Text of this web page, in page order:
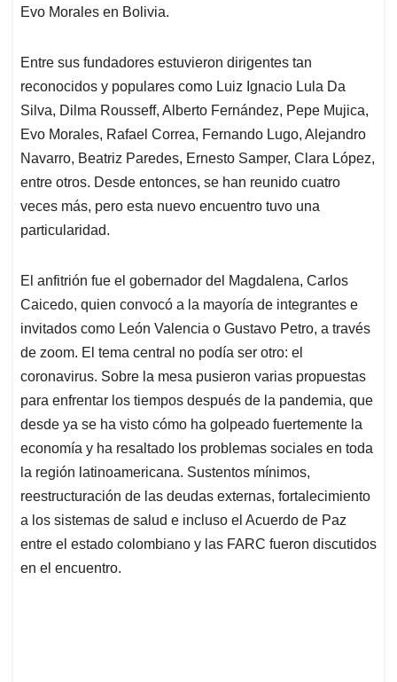
Evo Morales en Bolivia.
Entre sus fundadores estuvieron dirigentes tan
reconocidos y populares como Luiz Ignacio Lula Da
Silva, Dilma Rousseff, Alberto Fernández, Pepe Mujica,
Evo Morales, Rafael Correa, Fernando Lugo, Alejandro
Navarro, Beatriz Paredes, Ernesto Samper, Clara López,
entre otros. Desde entonces, se han reunido cuatro
veces más, pero esta nuevo encuentro tuvo una
particularidad.
El anfitrión fue el gobernador del Magdalena, Carlos
Caicedo, quien convocó a la mayoría de integrantes e
invitados como León Valencia o Gustavo Petro, a través
de zoom. El tema central no podía ser otro: el
coronavirus. Sobre la mesa pusieron varias propuestas
para enfrentar los tiempos después de la pandemia, que
desde ya se ha visto cómo ha golpeado fuertemente la
economía y ha resaltado los problemas sociales en toda
la región latinoamericana. Sustentos mínimos,
reestructuración de las deudas externas, fortalecimiento
a los sistemas de salud e incluso el Acuerdo de Paz
entre el estado colombiano y las FARC fueron discutidos
en el encuentro.